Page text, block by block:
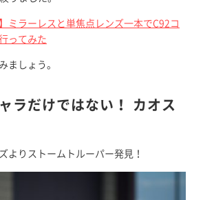
】ミラーレスと単焦点レンズ一本でC92コ
ってみた
ましょう。
ラだけではない！ カオス
よりストームトルーパー発見！